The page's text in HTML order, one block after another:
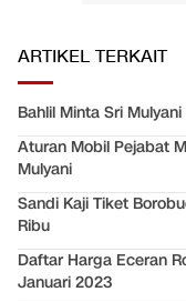
ARTIKEL TERKAIT
Bahlil Minta Sri
Aturan Mobil Pejabat
Mulyani
Sandi Kaji Tiket
Ribu
Daftar Harga Eceran
Januari 2023